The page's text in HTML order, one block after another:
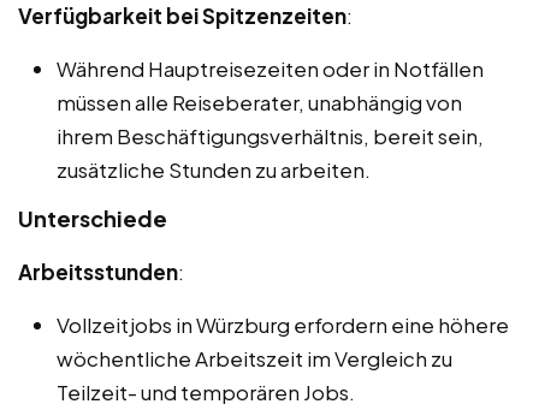
Verfügbarkeit bei Spitzenzeiten:
Während Hauptreisezeiten oder in Notfällen
müssen alle Reiseberater, unabhängig von
ihrem Beschäftigungsverhältnis, bereit sein,
zusätzliche Stunden zu arbeiten.
Unterschiede
Arbeitsstunden:
Vollzeitjobs in Würzburg erfordern eine höhere
wöchentliche Arbeitszeit im Vergleich zu
Teilzeit- und temporären Jobs.